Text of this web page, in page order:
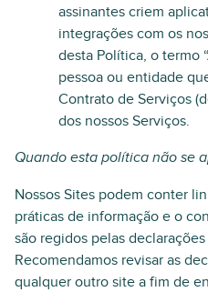
assinantes criem
integrações com os
desta Política, o termo
pessoa ou entidade
Contrato de Serviços
dos nossos Serviços.
Quando esta política não se
Nossos Sites podem conter
práticas de informação e o
são regidos pelas
Recomendamos revisar as
qualquer outro site a fim de